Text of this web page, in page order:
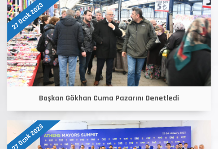
27 Ocak 2023
Başkan Gökhan Cuma Pazarını Denetledi
27 Ocak 2023